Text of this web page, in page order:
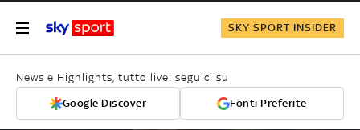
SKY SPORT INSIDER
News e Highlights, tutto live: seguici su
Google Discover Fonti Preferite